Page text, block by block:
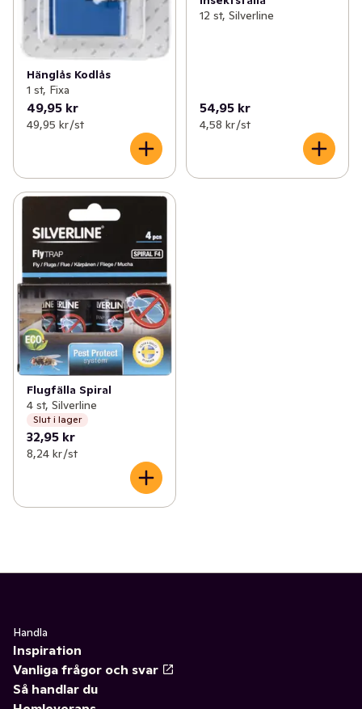
Hänglås Kodlås
1 st, Fixa
49,95 kr
49,95 kr /st
12 st, Silverline
54,95 kr
4,58 kr /st
Flugfälla Spiral
4 st, Silverline
Slut i lager
32,95 kr
8,24 kr /st
Handla
Inspiration
Vanliga frågor och svar
Så handlar du